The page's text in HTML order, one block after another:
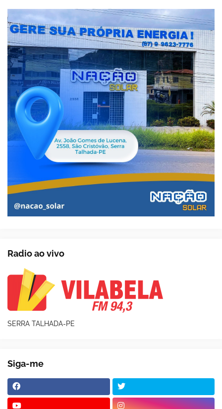
Radio ao vivo
SERRA TALHADA-PE
Siga-me